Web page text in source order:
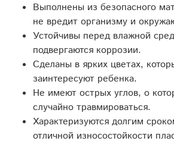
Выполнены из безопасного
не вредит организму и
Устойчивы перед влажной
подвергаются коррозии.
Сделаны в ярких цветах,
заинтересуют ребенка.
Не имеют острых углов, о
случайно травмироваться.
Характеризуются долгим
отличной износостойкости